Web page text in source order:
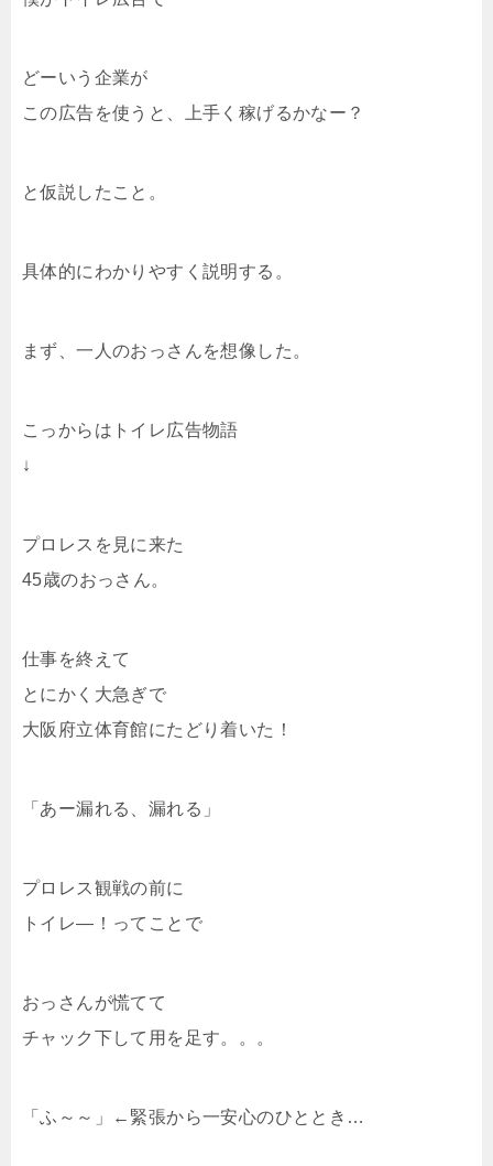
どーいう企業が
この広告を使うと、上手く稼げるかなー？
と仮説したこと。
具体的にわかりやすく説明する。
まず、一人のおっさんを想像した。
こっからはトイレ広告物語
↓
プロレスを見に来た
45歳のおっさん。
仕事を終えて
とにかく大急ぎで
大阪府立体育館にたどり着いた！
「あー漏れる、漏れる」
プロレス観戦の前に
トイレ―！ってことで
おっさんが慌てて
チャック下して用を足す。。。
「ふ～～」←緊張から一安心のひととき…